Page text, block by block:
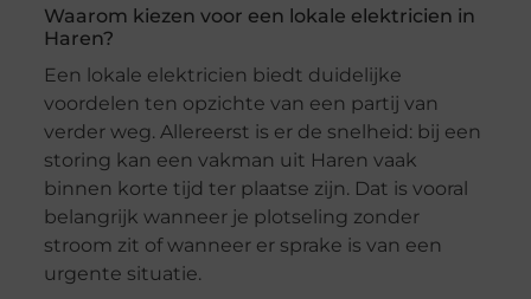
Waarom kiezen voor een lokale elektricien in
Haren?
Een lokale elektricien biedt duidelijke
voordelen ten opzichte van een partij van
verder weg. Allereerst is er de snelheid: bij een
storing kan een vakman uit Haren vaak
binnen korte tijd ter plaatse zijn. Dat is vooral
belangrijk wanneer je plotseling zonder
stroom zit of wanneer er sprake is van een
urgente situatie.